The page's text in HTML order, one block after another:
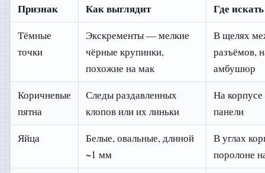
Признак Как выглядит Где искать
Тёмные
точки
Экскременты — мелкие
чёрные крупинки,
похожие на мак
В щелях
разъёмов,
амбушюр
Коричневые
пятна
Следы раздавленных
клопов или их линьки
На
панели
Яйца
Белые, овальные, длиной
~1 мм
В углах
поролоне